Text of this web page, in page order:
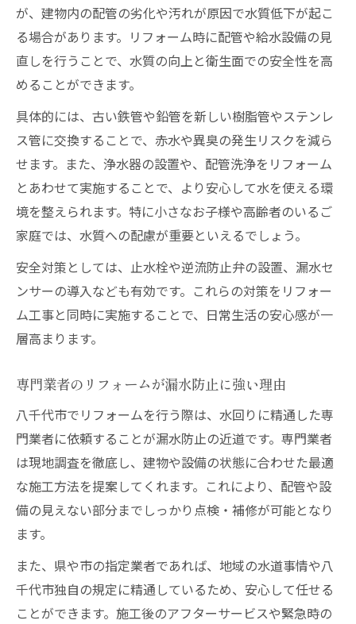
が、建物内の配管の劣化や汚れが原因で水質低下が起こ
る場合があります。リフォーム時に配管や給水設備の見
直しを行うことで、水質の向上と衛生面での安全性を高
めることができます。
具体的には、古い鉄管や鉛管を新しい樹脂管やステンレ
ス管に交換することで、赤水や異臭の発生リスクを減ら
せます。また、浄水器の設置や、配管洗浄をリフォーム
とあわせて実施することで、より安心して水を使える環
境を整えられます。特に小さなお子様や高齢者のいるご
家庭では、水質への配慮が重要といえるでしょう。
安全対策としては、止水栓や逆流防止弁の設置、漏水セ
ンサーの導入なども有効です。これらの対策をリフォー
ム工事と同時に実施することで、日常生活の安心感が一
層高まります。
専門業者のリフォームが漏水防止に強い理由
八千代市でリフォームを行う際は、水回りに精通した専
門業者に依頼することが漏水防止の近道です。専門業者
は現地調査を徹底し、建物や設備の状態に合わせた最適
な施工方法を提案してくれます。これにより、配管や設
備の見えない部分までしっかり点検・補修が可能となり
ます。
また、県や市の指定業者であれば、地域の水道事情や八
千代市独自の規定に精通しているため、安心して任せる
ことができます。施工後のアフターサービスや緊急時の